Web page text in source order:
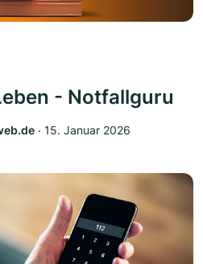
- Notfallguru
‧ 15. Januar 2026